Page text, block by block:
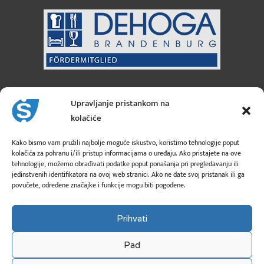
Upravljanje pristankom na
kolačiće
Kako bismo vam pružili najbolje moguće iskustvo, koristimo tehnologije poput
kolačića za pohranu i/ili pristup informacijama o uređaju. Ako pristajete na ove
tehnologije, možemo obrađivati podatke poput ponašanja pri pregledavanju ili
jedinstvenih identifikatora na ovoj web stranici. Ako ne date svoj pristanak ili ga
povučete, određene značajke i funkcije mogu biti pogođene.
Prihvati
Pad
Sanicus GmbH
Austrija
A-5101 Bergheim
info@sanicus.at
+43 662 260 26